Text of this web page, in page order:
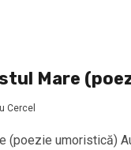
Mare
Cercel
(poezie umoristică)